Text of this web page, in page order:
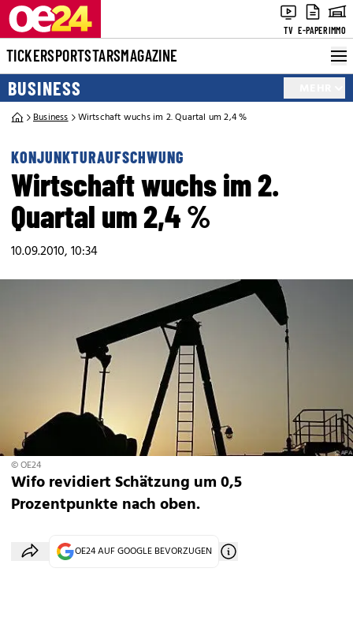
TV E-PAPERIMMO
TICKERSPORTSTARSMAGAZINE
BUSINESS
Business Wirtschaft wuchs im 2. Quartal um 2,4 %
KONJUNKTURAUFSCHWUNG
Wirtschaft wuchs im 2.
Quartal um 2,4 %
10.09.2010, 10:34
© OE24
Wifo revidiert Schätzung um 0,5
Prozentpunkte nach oben.
OE24 AUF GOOGLE BEVORZUGEN